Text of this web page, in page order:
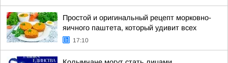
Простой и оригинальный рецепт морковно-
яичного паштета, который удивит всех
17:10